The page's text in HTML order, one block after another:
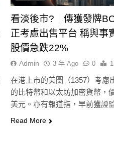
看淡後市?｜傳獲發牌
正考慮出售平台 稱與事
股價急跌22%
Admin 3 年 Ago 0
在港上市的美圖（1357）考慮
的比特幣和以太坊加密貨幣，
美元。亦有報道指，早前獲證
的…
Read More